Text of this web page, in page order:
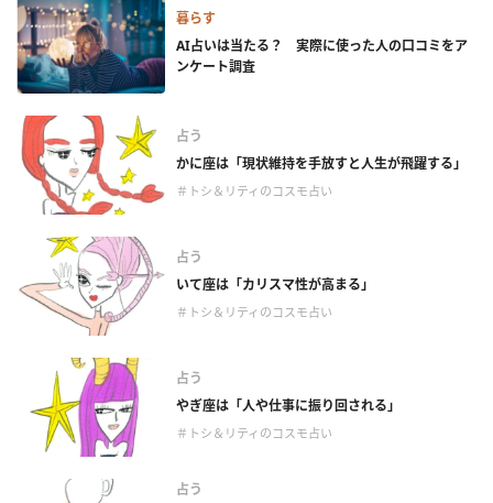
暮らす
AI占いは当たる？ 実際に使った人の口コミをア
ンケート調査
占う
かに座は「現状維持を手放すと人生が飛躍する」
＃トシ＆リティのコスモ占い
占う
いて座は「カリスマ性が高まる」
＃トシ＆リティのコスモ占い
占う
やぎ座は「人や仕事に振り回される」
＃トシ＆リティのコスモ占い
占う